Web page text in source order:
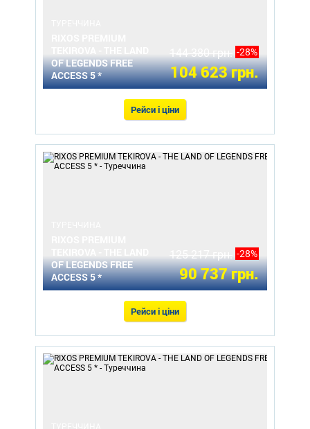
OF LEGENDS FREE
ACCESS 5 *
144 380 грн. -28%
104 623 грн.
Рейси і ціни
OF LEGENDS FREE
ACCESS 5 *
125 217 грн. -28%
90 737 грн.
Рейси і ціни